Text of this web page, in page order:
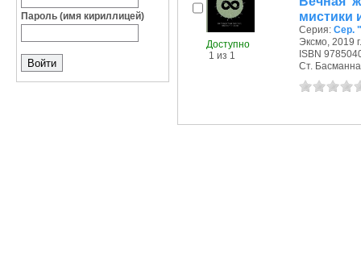
Пароль (имя кириллицей)
Доступно
1 из 1
мистики
Серия: Сер.
Эксмо, 2019 г.
ISBN
Ст.